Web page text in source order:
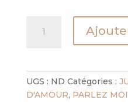
UGS : ND Catégories :
D'AMOUR, PARLEZ